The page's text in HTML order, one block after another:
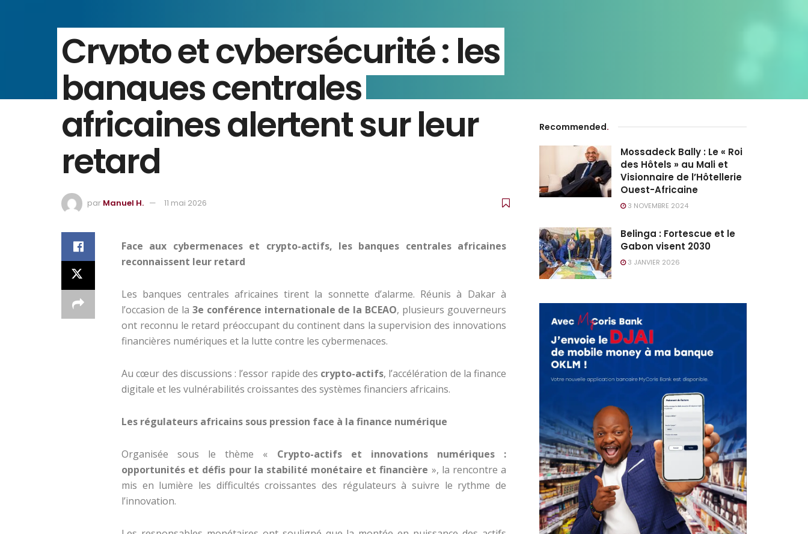
Crypto et cybersécurité : les
banques centrales
africaines alertent sur leur
retard
par Manuel H. 11 mai 2026
Face aux cybermenaces et crypto-actifs, les banques centrales africaines
reconnaissent leur retard
Les banques centrales africaines tirent la sonnette d’alarme. Réunis à Dakar à
l’occasion de la 3e conférence internationale de la BCEAO, plusieurs gouverneurs
ont reconnu le retard préoccupant du continent dans la supervision des innovations
financières numériques et la lutte contre les cybermenaces.
Au cœur des discussions : l’essor rapide des crypto-actifs, l’accélération de la finance
digitale et les vulnérabilités croissantes des systèmes financiers africains.
Les régulateurs africains sous pression face à la finance numérique
Organisée sous le thème « Crypto-actifs et innovations numériques :
opportunités et défis pour la stabilité monétaire et financière », la rencontre a
mis en lumière les difficultés croissantes des régulateurs à suivre le rythme de
l’innovation.
Recommended.
Mossadeck Bally : Le « Roi
des Hôtels » au Mali et
Visionnaire de l’Hôtellerie
Ouest-Africaine
3 NOVEMBRE 2024
Belinga : Fortescue et le
Gabon visent 2030
3 JANVIER 2026